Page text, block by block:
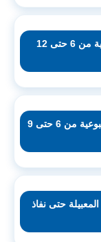
عروض هايبر ماكس الاسبوعية من 6 حتى 12
عروض نستو هايبر ماركت الأسبوعية من 6 حتى 9
حتى نفاذ